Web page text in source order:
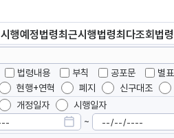
시행예정법령최근시행법령최다조회 법령
법령내용 부칙 공포문
별
현행+연혁 폐지
신구대조
개정일자
시행일자
~